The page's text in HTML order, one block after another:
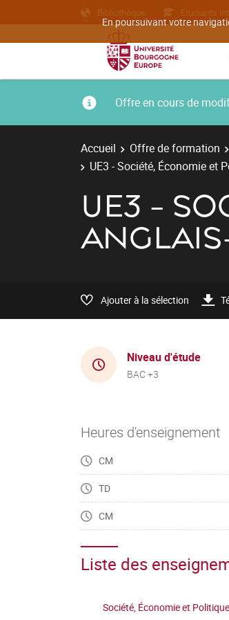
En poursuivant votre
Bibliothèque Etudiants
Offre en cours de
Accueil Offre de formation
UE3 - Société, Économie et
UE3 -
Ajouter à la sélection
Niveau d'étude
BAC +3
Heures d'enseignement
CM
TD
CM
Liste des
Société, Économie et